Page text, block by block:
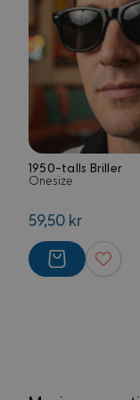
1950-talls Briller
Onesize
59,50 kr